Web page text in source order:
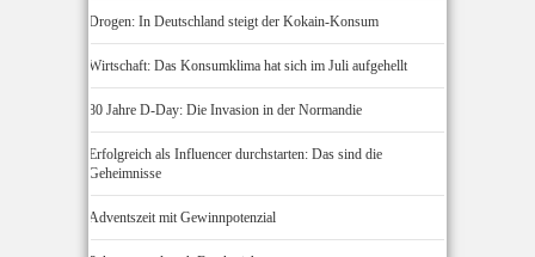
Drogen: In Deutschland steigt der Kokain-Konsum
Wirtschaft: Das Konsumklima hat sich im Juli aufgehellt
80 Jahre D-Day: Die Invasion in der Normandie
Erfolgreich als Influencer durchstarten: Das sind die
Geheimnisse
Adventszeit mit Gewinnpotenzial